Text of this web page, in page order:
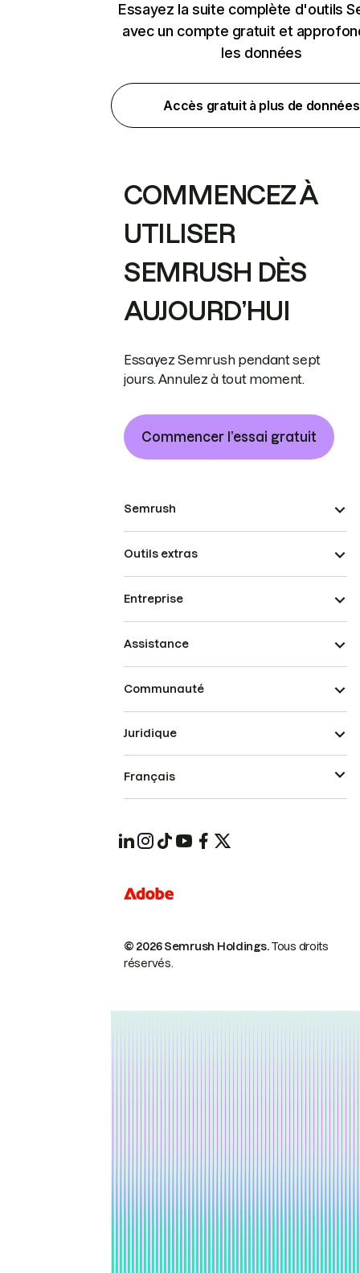
Essayez la suite complète d'outils
avec un compte gratuit et
les données
Accès gratuit à plus de données
COMMENCEZ À
UTILISER
SEMRUSH DÈS
AUJOURD’HUI
Essayez Semrush pendant sept
jours. Annulez à tout moment.
Commencer l’essai gratuit
Semrush
Outils extras
Entreprise
Assistance
Communauté
© 2026 Semrush Holdings.Tous droits
réservés.
Juridique
Français